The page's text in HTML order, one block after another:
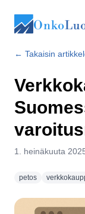
Onko
← Takaisin
1. heinäkuuta
petos